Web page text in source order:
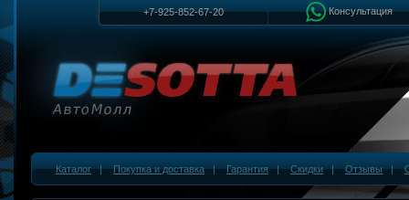
+7-925-852-67-20 Консультация
Каталог|Покупка и доставка|Гарантия|Скидки|Отзывы|